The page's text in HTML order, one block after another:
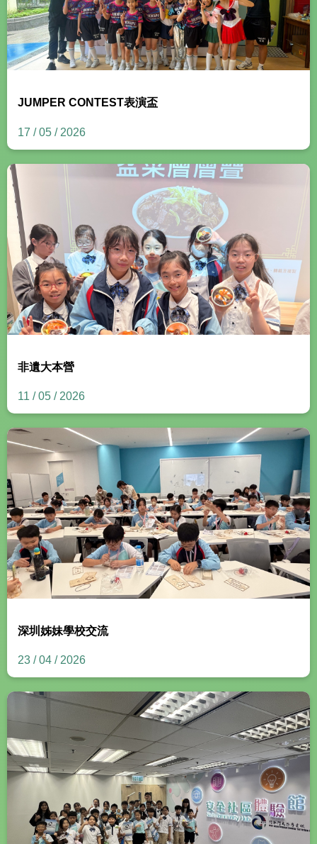
JUMPER CONTEST表演盃
17 / 05 / 2026
非遺大本營
11 / 05 / 2026
深圳姊妹學校交流
23 / 04 / 2026